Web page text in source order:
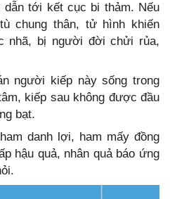
dẫn tới kết cục bi thảm. Nếu
chung thân, tử hình khiến
nhã, bị người đời chửi rủa,
người kiếp này sống trong
kiếp sau không được đầu
bạt.
danh lợi, ham mấy đồng
hậu quả, nhân quả báo ứng